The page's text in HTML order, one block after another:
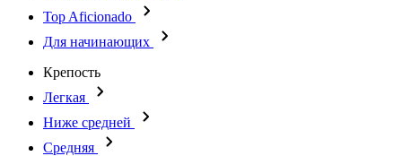
Top Aficionado
Для начинающих
Крепость
Легкая
Ниже средней
Средняя